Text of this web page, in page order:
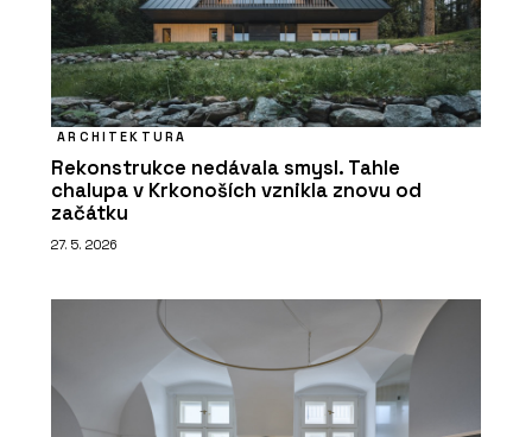
ARCHITEKTURA
Rekonstrukce nedávala smysl. Tahle
chalupa v Krkonoších vznikla znovu od
začátku
27. 5. 2026